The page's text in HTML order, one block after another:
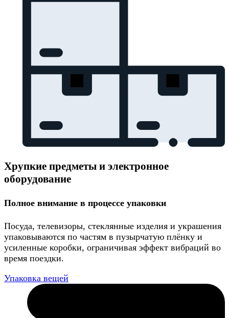
Хрупкие предметы и электронное
оборудование
Полное внимание в процессе упаковки
Посуда, телевизоры, стеклянные изделия и украшения
упаковываются по частям в пузырчатую плёнку и
усиленные коробки, ограничивая эффект вибраций во
время поездки.
Упаковка вещей